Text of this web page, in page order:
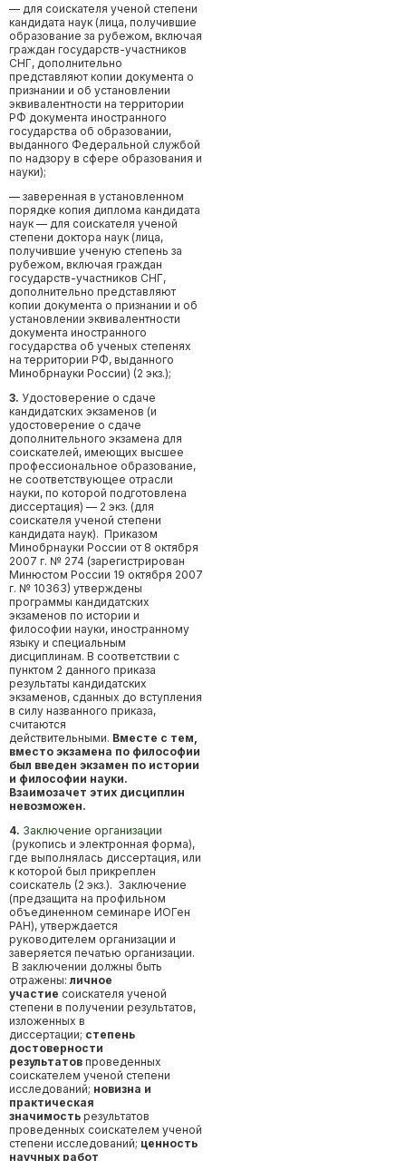
— для соискателя ученой степени
кандидата наук (лица, получившие
образование за рубежом, включая
граждан государств-участников
СНГ, дополнительно
представляют копии документа о
признании и об установлении
эквивалентности на территории
РФ документа иностранного
государства об образовании,
выданного Федеральной службой
по надзору в сфере образования и
науки);
— заверенная в установленном
порядке копия диплома кандидата
наук — для соискателя ученой
степени доктора наук (лица,
получившие ученую степень за
рубежом, включая граждан
государств-участников СНГ,
дополнительно представляют
копии документа о признании и об
установлении эквивалентности
документа иностранного
государства об ученых степенях
на территории РФ, выданного
Минобрнауки России) (2 экз.);
3. Удостоверение о сдаче
кандидатских экзаменов (и
удостоверение о сдаче
дополнительного экзамена для
соискателей, имеющих высшее
профессиональное образование,
не соответствующее отрасли
науки, по которой подготовлена
диссертация) — 2 экз. (для
соискателя ученой степени
кандидата наук). Приказом
Минобрнауки России от 8 октября
2007 г. № 274 (зарегистрирован
Минюстом России 19 октября 2007
г. № 10363) утверждены
программы кандидатских
экзаменов по истории и
философии науки, иностранному
языку и специальным
дисциплинам. В соответствии с
пунктом 2 данного приказа
результаты кандидатских
экзаменов, сданных до вступления
в силу названного приказа,
считаются
действительными. Вместе с тем,
вместо экзамена по философии
был введен экзамен по истории
и философии науки.
Взаимозачет этих дисциплин
невозможен.
4. Заключение организации
(рукопись и электронная форма),
где выполнялась диссертация, или
к которой был прикреплен
соискатель (2 экз.). Заключение
(предзащита на профильном
объединенном семинаре ИОГен
РАН), утверждается
руководителем организации и
заверяется печатью организации.
В заключении должны быть
отражены: личное
участие соискателя ученой
степени в получении результатов,
изложенных в
диссертации; степень
достоверности
результатов проведенных
соискателем ученой степени
исследований; новизна и
практическая
значимость результатов
проведенных соискателем ученой
степени исследований; ценность
научных работ